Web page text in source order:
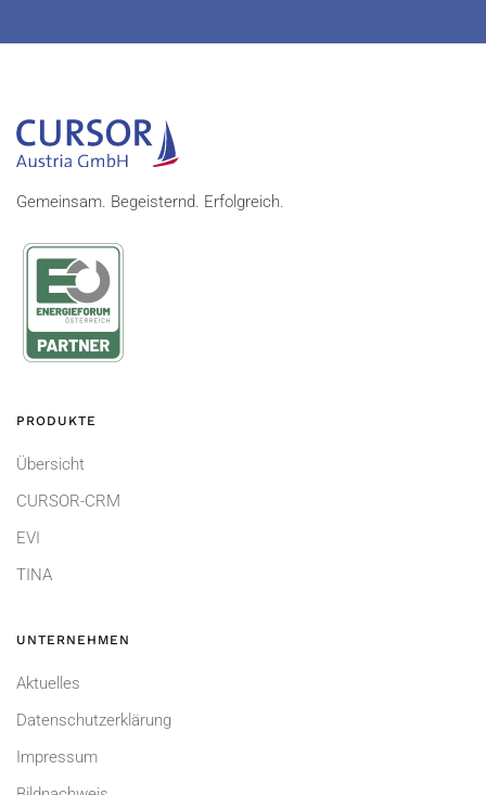
Gemeinsam. Begeisternd. Erfolgreich.
PRODUKTE
Übersicht
CURSOR-CRM
EVI
TINA
UNTERNEHMEN
Aktuelles
Datenschutzerklärung
Impressum